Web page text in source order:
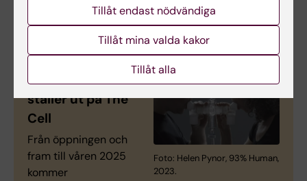
Foto: Helen Pynor, 93% Human,
2023.
Helen Pynor
ställer ut på The
Cell
Från öppningen och
fram till våren 2025
kommer
Tillåt endast nödvändiga
Tillåt mina valda kakor
Tillåt alla